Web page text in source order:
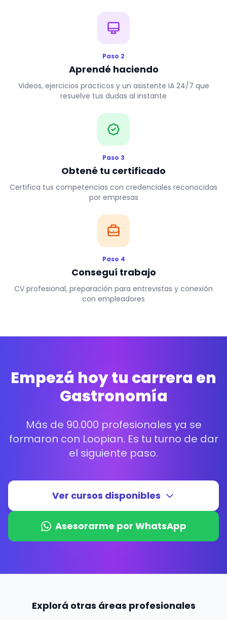
Paso 2
Aprendé haciendo
Videos, ejercicios prácticos y un asistente IA 24/7 que
resuelve tus dudas al instante
Paso 3
Obtené tu certificado
Certifica tus competencias con credenciales reconocidas
por empresas
Paso 4
Conseguí trabajo
CV profesional, preparación para entrevistas y conexión
con empleadores
Empezá hoy tu carrera en
Gastronomía
Más de 90.000 profesionales ya se
formaron con Loopian. Es tu turno de dar
el siguiente paso.
Ver cursos disponibles
Asesorarme por WhatsApp
Explorá otras áreas profesionales